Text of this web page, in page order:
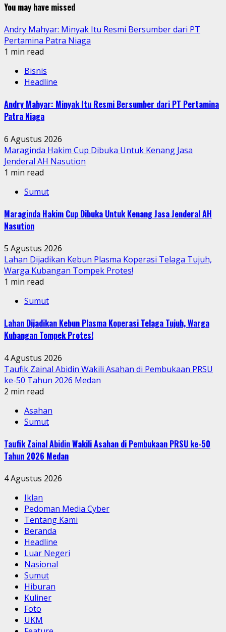
You may have missed
Andry Mahyar: Minyak Itu Resmi Bersumber dari PT
Pertamina Patra Niaga
1 min read
Bisnis
Headline
Andry Mahyar: Minyak Itu Resmi Bersumber dari PT Pertamina
Patra Niaga
6 Agustus 2026
Maraginda Hakim Cup Dibuka Untuk Kenang Jasa
Jenderal AH Nasution
1 min read
Sumut
Maraginda Hakim Cup Dibuka Untuk Kenang Jasa Jenderal AH
Nasution
5 Agustus 2026
Lahan Dijadikan Kebun Plasma Koperasi Telaga Tujuh,
Warga Kubangan Tompek Protes!
1 min read
Sumut
Lahan Dijadikan Kebun Plasma Koperasi Telaga Tujuh, Warga
Kubangan Tompek Protes!
4 Agustus 2026
Taufik Zainal Abidin Wakili Asahan di Pembukaan PRSU
ke-50 Tahun 2026 Medan
2 min read
Asahan
Sumut
Taufik Zainal Abidin Wakili Asahan di Pembukaan PRSU ke-50
Tahun 2026 Medan
4 Agustus 2026
Iklan
Pedoman Media Cyber
Tentang Kami
Beranda
Headline
Luar Negeri
Nasional
Sumut
Hiburan
Kuliner
Foto
UKM